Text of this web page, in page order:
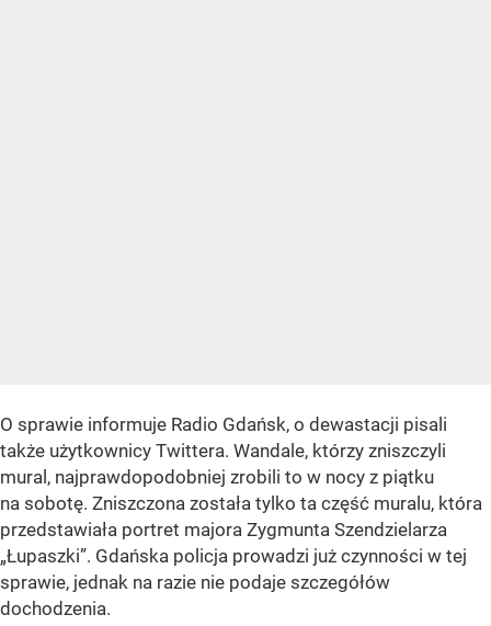
O sprawie informuje Radio Gdańsk, o dewastacji pisali
także użytkownicy Twittera. Wandale, którzy zniszczyli
mural, najprawdopodobniej zrobili to w nocy z piątku
na sobotę. Zniszczona została tylko ta część muralu, która
przedstawiała portret majora Zygmunta Szendzielarza
„Łupaszki”. Gdańska policja prowadzi już czynności w tej
sprawie, jednak na razie nie podaje szczegółów
dochodzenia.